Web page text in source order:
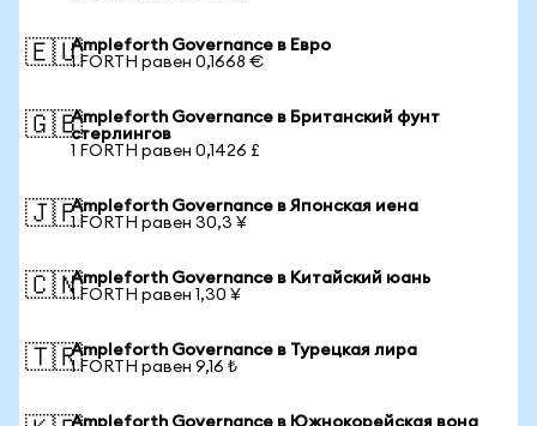
🇪🇺Ampleforth Governance в Евро
1 FORTH равен 0,1668 €
🇬🇧Ampleforth Governance в Британский фунт
стерлингов
1 FORTH равен 0,1426 £
🇯🇵Ampleforth Governance в Японская иена
1 FORTH равен 30,3 ¥
🇨🇳Ampleforth Governance в Китайский юань
1 FORTH равен 1,30 ¥
🇹🇷Ampleforth Governance в Турецкая лира
1 FORTH равен 9,16 ₺
Ampleforth Governance в Южнокорейская вона